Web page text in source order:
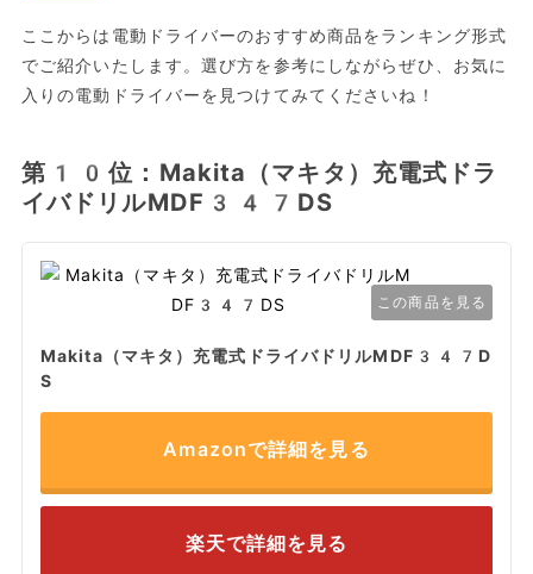
ここからは電動ドライバーのおすすめ商品をランキング形式
でご紹介いたします。選び方を参考にしながらぜひ、お気に
入りの電動ドライバーを見つけてみてくださいね！
第10位：Makita（マキタ）充電式ドラ
イバドリルMDF347DS
この商品を見る
Makita（マキタ）充電式ドライバドリルMDF347D
S
Amazonで詳細を見る
楽天で詳細を見る